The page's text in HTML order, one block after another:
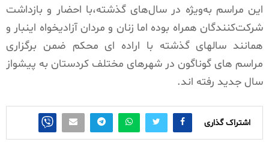
این مراسم به‌ویژه در سال‌های گذشته،با احضار و بازداشت
شرکت‌کنندگان همراه بوده اما زنان و مردان آزادیخواه اینبار و
همانند سالهای گذشته با اراده ای محکم ضمن برگزاری
مراسم های گوناگون در شهرهای مختلف کردستان به پیشواز
سال جدید رفته اند.
اشتراک گذاری